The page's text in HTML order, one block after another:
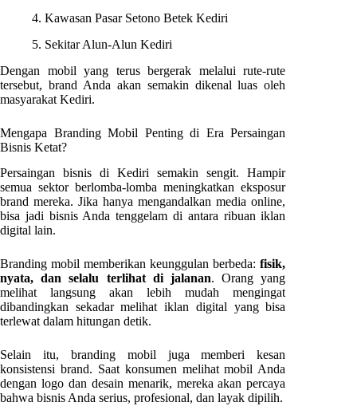
4. Kawasan Pasar Setono Betek Kediri
5. Sekitar Alun-Alun Kediri
Dengan mobil yang terus bergerak melalui rute-rute
tersebut, brand Anda akan semakin dikenal luas oleh
masyarakat Kediri.
Mengapa Branding Mobil Penting di Era Persaingan
Bisnis Ketat?
Persaingan bisnis di Kediri semakin sengit. Hampir
semua sektor berlomba-lomba meningkatkan eksposur
brand mereka. Jika hanya mengandalkan media online,
bisa jadi bisnis Anda tenggelam di antara ribuan iklan
digital lain.
Branding mobil memberikan keunggulan berbeda:fisik,
nyata, dan selalu terlihat di jalanan. Orang yang
melihat langsung akan lebih mudah mengingat
dibandingkan sekadar melihat iklan digital yang bisa
terlewat dalam hitungan detik.
Selain itu, branding mobil juga memberi kesan
konsistensi brand. Saat konsumen melihat mobil Anda
dengan logo dan desain menarik, mereka akan percaya
bahwa bisnis Anda serius, profesional, dan layak dipilih.